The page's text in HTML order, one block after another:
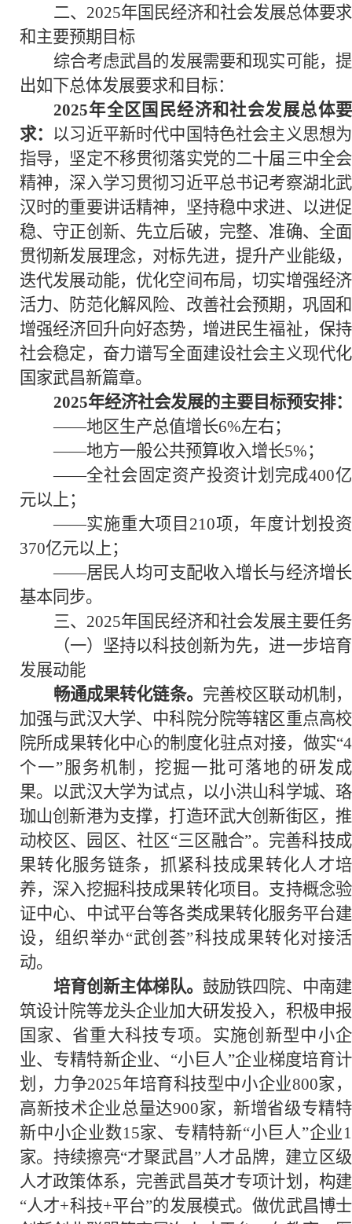
二、2025年国民经济和社会发展总体要求
和主要预期目标
综合考虑武昌的发展需要和现实可能，提
出如下总体发展要求和目标：
2025年全区国民经济和社会发展总体要
求： 以习近平新时代中国特色社会主义思想为
指导，坚定不移贯彻落实党的二十届三中全会
精神，深入学习贯彻习近平总书记考察湖北武
汉时的重要讲话精神，坚持稳中求进、以进促
稳、守正创新、先立后破，完整、准确、全面
贯彻新发展理念，对标先进，提升产业能级，
迭代发展动能，优化空间布局，切实增强经济
活力、防范化解风险、改善社会预期，巩固和
增强经济回升向好态势，增进民生福祉，保持
社会稳定，奋力谱写全面建设社会主义现代化
国家武昌新篇章。
2025年经济社会发展的主要目标预安排：
——地区生产总值增长6%左右；
——地方一般公共预算收入增长5%；
——全社会固定资产投资计划完成400亿
元以上；
——实施重大项目210项，年度计划投资
370亿元以上；
——居民人均可支配收入增长与经济增长
基本同步。
三、2025年国民经济和社会发展主要任务
（一）坚持以科技创新为先，进一步培育
发展动能
畅通成果转化链条。 完善校区联动机制，
加强与武汉大学、中科院分院等辖区重点高校
院所成果转化中心的制度化驻点对接，做实“4
个一”服务机制，挖掘一批可落地的研发成
果。以武汉大学为试点，以小洪山科学城、珞
珈山创新港为支撑，打造环武大创新街区，推
动校区、园区、社区“三区融合”。完善科技成
果转化服务链条，抓紧科技成果转化人才培
养，深入挖掘科技成果转化项目。支持概念验
证中心、中试平台等各类成果转化服务平台建
设，组织举办“武创荟”科技成果转化对接活
动。
培育创新主体梯队。 鼓励铁四院、中南建
筑设计院等龙头企业加大研发投入，积极申报
国家、省重大科技专项。实施创新型中小企
业、专精特新企业、“小巨人”企业梯度培育计
划，力争2025年培育科技型中小企业800家，
高新技术企业总量达900家，新增省级专精特
新中小企业数15家、专精特新“小巨人”企业1
家。持续擦亮“才聚武昌”人才品牌，建立区级
人才政策体系，完善武昌英才专项计划，构建
“人才+科技+平台”的发展模式。做优武昌博士